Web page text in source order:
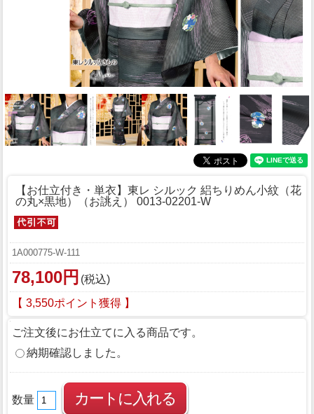
【お仕立付き・単衣】東レ シルック 絽ちりめん小紋（花
の丸×黒地）（お誂え） 0013-02201-W
1A000775-W-111
78,100円 (税込)
【 3,550ポイント獲得 】
ご注文後にお仕立てに入る商品です。
納期確認しました。
数量